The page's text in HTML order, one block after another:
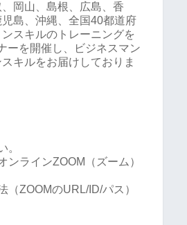
岡山、島根、広島、香
島、沖縄、全国40都道府
スキルのトレーニングを
ーを開催し、ビジネスマン
キルをお届けしておりま
。
ラインZOOM（ズーム）
ZOOMのURL/ID/パス）